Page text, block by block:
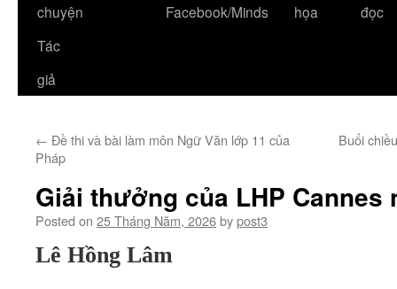
chuyện
Facebook/Minds
họa
đọc
Tác
giả
← Đề thi và bài làm môn Ngữ Văn lớp 11 của
Pháp
Buổi
Giải thưởng của LHP Cannes
Posted on 25 Tháng Năm, 2026bypost3
Lê Hồng Lâm